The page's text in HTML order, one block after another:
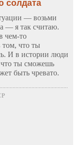
солдата
— возьми
— я так считаю.
чем-то
что ты
И в истории люди
что ты сможешь
быть чревато.